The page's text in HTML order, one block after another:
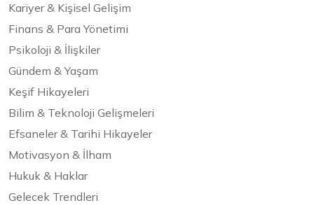
Kariyer & Kişisel Gelişim
Finans & Para Yönetimi
Psikoloji & İlişkiler
Gündem & Yaşam
Keşif Hikayeleri
Bilim & Teknoloji Gelişmeleri
Efsaneler & Tarihi Hikayeler
Motivasyon & İlham
Hukuk & Haklar
Gelecek Trendleri